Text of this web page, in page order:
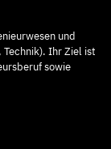
und
Ihr Ziel ist
sowie